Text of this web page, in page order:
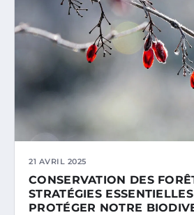
21 AVRIL 2025
CONSERVATION DES
STRATÉGIES
PROTÉGER NOTRE